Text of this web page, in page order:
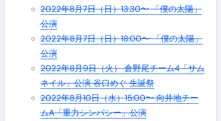
2022年8月7日（日）13:30〜 「僕の太陽」
公演
2022年8月7日（日）18:00〜 「僕の太陽」
公演
2022年8月9日（火） 倉野尾チーム4「サム
ネイル」公演 谷口めぐ 生誕祭
2022年8月10日（水）15:00〜 向井地チー
ムA「重力シンパシー」公演